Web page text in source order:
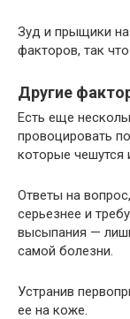
Зуд и прыщики
факторов, так
Другие
Есть еще
провоцировать
которые чешутся
Ответы на
серьезнее и
высыпания —
самой болезни.
Устранив
ее на коже.